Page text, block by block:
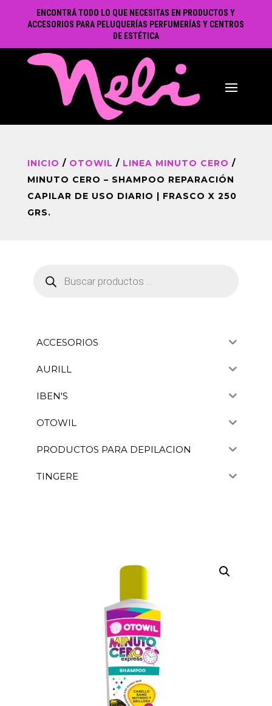
ENCONTRÁ TODO LO QUE NECESITAS EN PRODUCTOS Y
ACCESORIOS PARA PELUQUERÍAS PERFUMERÍAS Y CENTROS
DE ESTÉTICA
INICIO / OTOWIL / LINEA MINUTO CERO /
MINUTO CERO – SHAMPOO REPARACIÓN
CAPILAR DE USO DIARIO | FRASCO X 250
GRS.
productos
ACCESORIOS
AURILL
IBEN'S
OTOWIL
PRODUCTOS PARA DEPILACION
TINGERE